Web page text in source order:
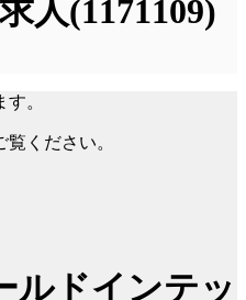
人(1171109)
。
ください。
ルドインテッ